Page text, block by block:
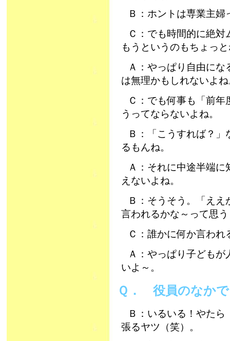
Ｂ：ホントは専業主
Ｃ：でも時間的に絶
もうというのもちょっ
Ａ：やっぱり自由に
は無理かもしれないよ
Ｃ：でも何事も「前
うってならないよね。
Ｂ：「こうすれば？
るもんね。
Ａ：それに中途半端
えないよね。
Ｂ：そうそう。「え
言われるかな～って思
Ｃ：誰かに何か言わ
Ａ：やっぱり子ども
いよ～。
Ｑ． 役員のなか
Ｂ：いるいる！やた
張るヤツ（笑）。